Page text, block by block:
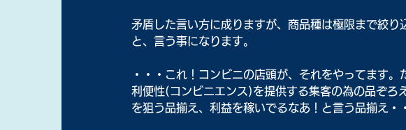
矛盾した言い方に成りますが、商品種は極限まで絞り
と、言う事になります。
・・・これ！コンビニの店頭が、それをやってます
利便性(コンビニエンス)を提供する集客の為の品ぞろ
を狙う品揃え、利益を稼いでるなあ！と言う品揃え・